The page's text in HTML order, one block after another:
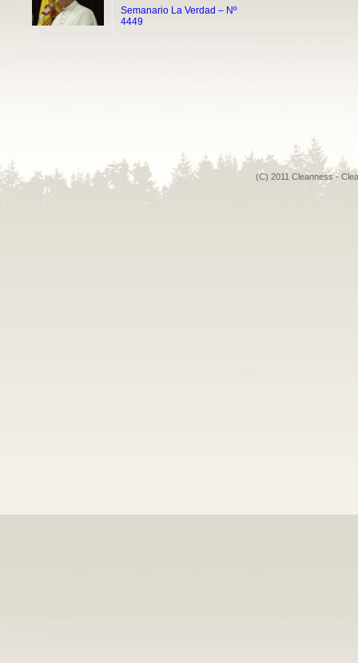
Semanario La Verdad – Nº
4449
(C) 2011 Cleanness -